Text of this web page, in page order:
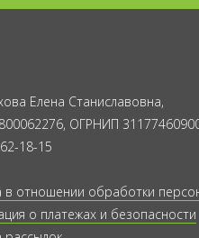
Елена Станиславовна,
ОГРНИП
18-15
в отношении обработки
о платежах и безопасности